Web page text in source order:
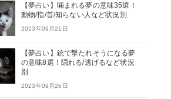
【夢占い】噛まれる夢の意味35選！
動物/指/首/知らない人など状況別
2023年09月21日
【夢占い】銃で撃たれそうになる夢
の意味8選！隠れる/逃げるなど状況
別
2023年09月26日